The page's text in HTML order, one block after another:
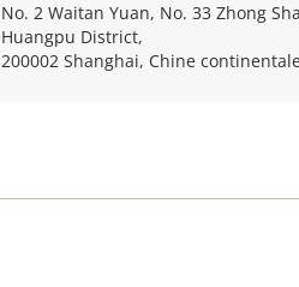
No. 2 Waitan Yuan, No. 33 Zhong
Huangpu District,
200002 Shanghai, Chine